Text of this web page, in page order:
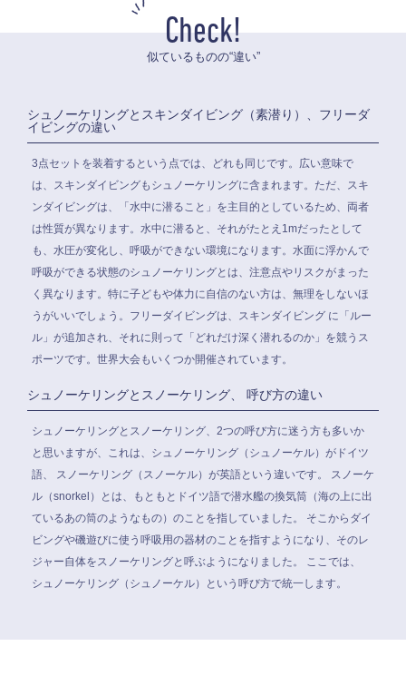
Check!
似ているものの“違い”
シュノーケリングとスキンダイビング（素潜り）、フリーダ
イビングの違い
3点セットを装着するという点では、どれも同じです。広い意味で
は、スキンダイビングもシュノーケリングに含まれます。ただ、スキ
ンダイビングは、「水中に潜ること」を主目的としているため、両者
は性質が異なります。水中に潜ると、それがたとえ1mだったとして
も、水圧が変化し、呼吸ができない環境になります。水面に浮かんで
呼吸ができる状態のシュノーケリングとは、注意点やリスクがまった
く異なります。特に子どもや体力に自信のない方は、無理をしないほ
うがいいでしょう。フリーダイビングは、スキンダイビング に「ルー
ル」が追加され、それに則って「どれだけ深く潜れるのか」を競うス
ポーツです。世界大会もいくつか開催されています。
シュノーケリングとスノーケリング、 呼び方の違い
シュノーケリングとスノーケリング、2つの呼び方に迷う方も多いか
と思いますが、これは、シュノーケリング（シュノーケル）がドイツ
語、 スノーケリング（スノーケル）が英語という違いです。 スノーケ
ル（snorkel）とは、もともとドイツ語で潜水艦の換気筒（海の上に出
ているあの筒のようなもの）のことを指していました。 そこからダイ
ビングや磯遊びに使う呼吸用の器材のことを指すようになり、そのレ
ジャー自体をスノーケリングと呼ぶようになりました。 ここでは、
シュノーケリング（シュノーケル）という呼び方で統一します。